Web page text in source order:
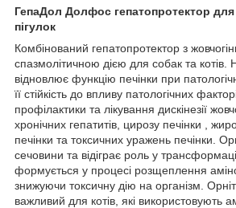
ГепаДол Долфос гепатопротектор для
пігулок
Комбінований гепатопротектор з
спазмолітичною дією для собак та котів.
відновлює функцію печінки при
її стійкість до впливу патологічних
профілактики та лікування дискінезії
хронічних гепатитів, цирозу печінки ,
печінки та токсичних уражень печінки.
сечовини та відіграє роль у
формується у процесі розщеплення
знижуючи токсичну дію на організм.
важливий для котів, які використовують